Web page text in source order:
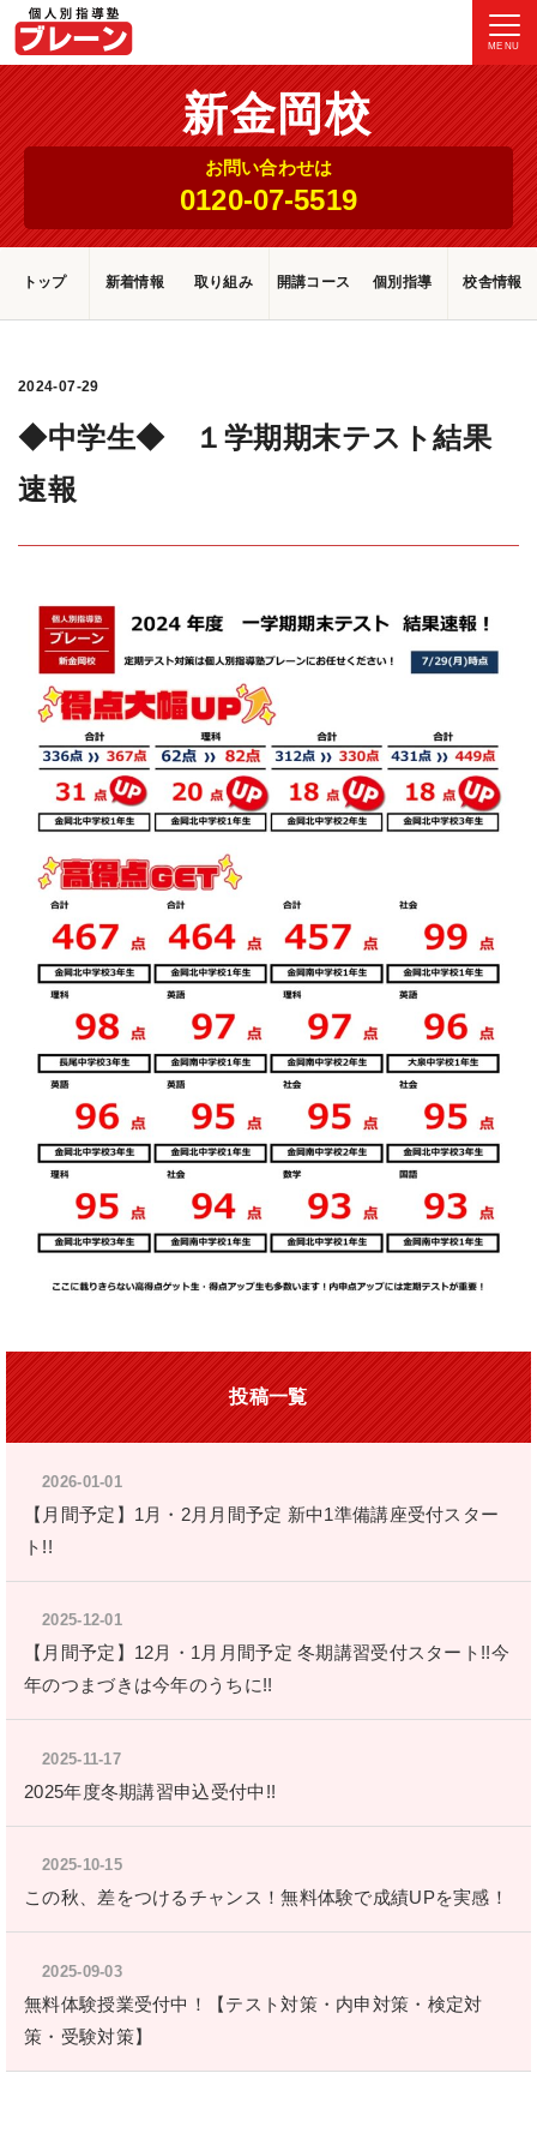
MENU
新金岡校
お問い合わせは
0120-07-5519
トップ 新着情報 取り組み 開講コース 個別指導 校舎情報
2024-07-29
◆中学生◆ １学期期末テスト結果
速報
投稿一覧
2026-01-01
【月間予定】1月・2月月間予定 新中1準備講座受付スター
ト!!
2025-12-01
【月間予定】12月・1月月間予定 冬期講習受付スタート!!今
年のつまづきは今年のうちに!!
2025-11-17
2025年度冬期講習申込受付中!!
2025-10-15
この秋、差をつけるチャンス！無料体験で成績UPを実感！
2025-09-03
無料体験授業受付中！【テスト対策・内申対策・検定対
策・受験対策】